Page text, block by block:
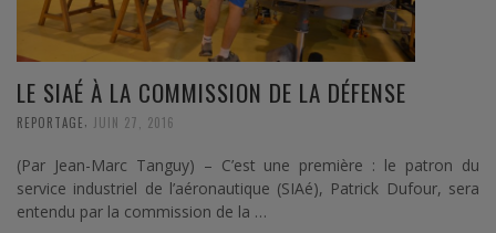
LE SIAÉ À LA COMMISSION DE LA DÉFENSE
REPORTAGE JUIN 27, 2016
(Par Jean-Marc Tanguy) – C’est une première : le patron du
service industriel de l’aéronautique (SIAé), Patrick Dufour, sera
entendu par la commission de la …